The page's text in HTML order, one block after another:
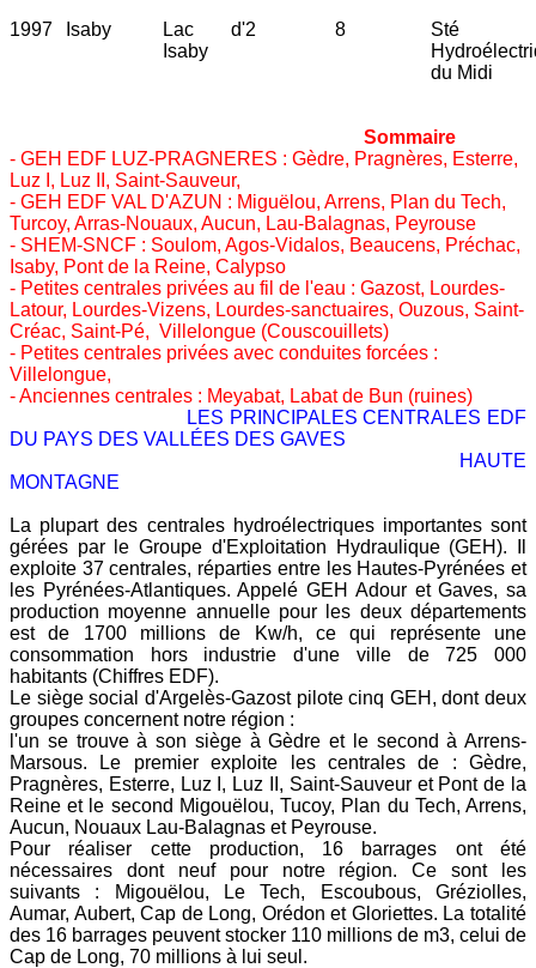
1997 Isaby
Lac d'
Isaby
2 8
Sté
du Midi
Sommaire
- GEH EDF LUZ-PRAGNERES : Gèdre, Pragnères, Esterre,
Luz I, Luz II, Saint-Sauveur,
- GEH EDF VAL D'AZUN : Miguëlou, Arrens, Plan du Tech,
Turcoy, Arras-Nouaux, Aucun, Lau-Balagnas, Peyrouse
- SHEM-SNCF : Soulom, Agos-Vidalos, Beaucens, Préchac,
Isaby, Pont de la Reine, Calypso
- Petites centrales privées au fil de l'eau : Gazost, Lourdes-
Latour, Lourdes-Vizens, Lourdes-sanctuaires, Ouzous, Saint-
Créac, Saint-Pé, Villelongue (Couscouillets)
- Petites centrales privées avec conduites forcées :
Villelongue,
- Anciennes centrales : Meyabat, Labat de Bun (ruines)
LES PRINCIPALES CENTRALES EDF
DU PAYS DES VALLÉES DES GAVES
HAUTE
MONTAGNE
La plupart des centrales hydroélectriques importantes sont
gérées par le Groupe d'Exploitation Hydraulique (GEH). Il
exploite 37 centrales, réparties entre les Hautes-Pyrénées et
les Pyrénées-Atlantiques. Appelé GEH Adour et Gaves, sa
production moyenne annuelle pour les deux départements
est de 1700 millions de Kw/h, ce qui représente une
consommation hors industrie d'une ville de 725 000
habitants (Chiffres EDF).
Le siège social d'Argelès-Gazost pilote cinq GEH, dont deux
groupes concernent notre région :
l'un se trouve à son siège à Gèdre et le second à Arrens-
Marsous. Le premier exploite les centrales de : Gèdre,
Pragnères, Esterre, Luz I, Luz II, Saint-Sauveur et Pont de la
Reine et le second Migouëlou, Tucoy, Plan du Tech, Arrens,
Aucun, Nouaux Lau-Balagnas et Peyrouse.
Pour réaliser cette production, 16 barrages ont été
nécessaires dont neuf pour notre région. Ce sont les
suivants : Migouëlou, Le Tech, Escoubous, Gréziolles,
Aumar, Aubert, Cap de Long, Orédon et Gloriettes. La totalité
des 16 barrages peuvent stocker 110 millions de m3, celui de
Cap de Long, 70 millions à lui seul.